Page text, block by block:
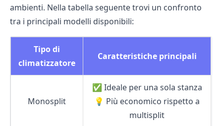
ambienti. Nella tabella seguente trovi un confronto
tra i principali modelli disponibili:
Tipo di
climatizzatore
Caratteristiche principali
Monosplit
✅ Ideale per una sola stanza
💡 Più economico rispetto a
multisplit